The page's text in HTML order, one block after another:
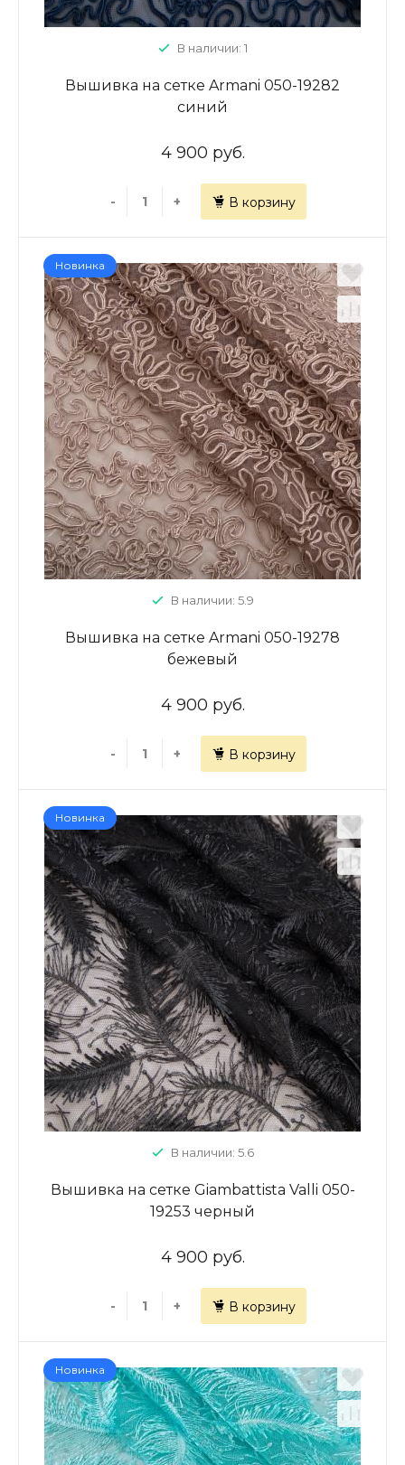
В наличии: 1
Вышивка на сетке Armani 050-19282
синий
4 900 руб.
- + В корзину
Новинка
В наличии: 5.9
Вышивка на сетке Armani 050-19278
бежевый
4 900 руб.
- + В корзину
Новинка
В наличии: 5.6
Вышивка на сетке Giambattista Valli 050-
19253 черный
4 900 руб.
- + В корзину
Новинка